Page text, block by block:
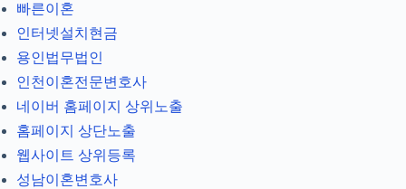
빠른이혼
인터넷설치현금
용인법무법인
인천이혼전문변호사
네이버 홈페이지 상위노출
홈페이지 상단노출
웹사이트 상위등록
성남이혼변호사